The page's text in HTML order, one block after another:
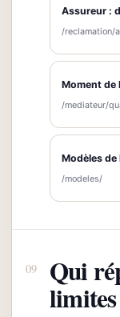
Assureur :
/reclamation/
Moment de
/mediateur/
Modèles de
/modeles/
Qui